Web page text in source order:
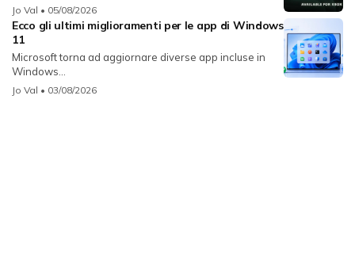
Jo Val • 05/08/2026
Ecco gli ultimi miglioramenti per le app di Windows
11
Microsoft torna ad aggiornare diverse app incluse in
Windows...
Jo Val • 03/08/2026